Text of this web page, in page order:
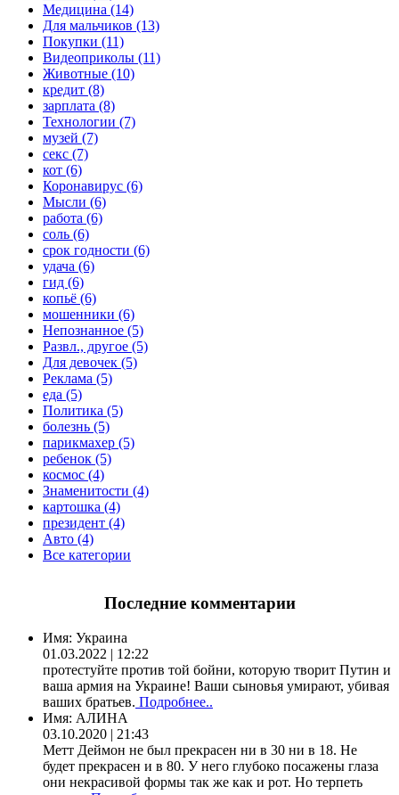
Медицина (14)
Для мальчиков (13)
Покупки (11)
Видеоприколы (11)
Животные (10)
кредит (8)
зарплата (8)
Технологии (7)
музей (7)
секс (7)
кот (6)
Коронавирус (6)
Мысли (6)
работа (6)
соль (6)
срок годности (6)
удача (6)
гид (6)
копьё (6)
мошенники (6)
Непознанное (5)
Развл., другое (5)
Для девочек (5)
Реклама (5)
еда (5)
Политика (5)
болезнь (5)
парикмахер (5)
ребенок (5)
космос (4)
Знаменитости (4)
картошка (4)
президент (4)
Авто (4)
Все категории
Последние комментарии
Имя: Украина
01.03.2022 | 12:22
протестуйте против той бойни, которую творит Путин и
ваша армия на Украине! Ваши сыновья умирают, убивая
ваших братьев. Подробнее..
Имя: АЛИНА
03.10.2020 | 21:43
Метт Деймон не был прекрасен ни в 30 ни в 18. Не
будет прекрасен и в 80. У него глубоко посажены глаза
они некрасивой формы так же как и рот. Но терпеть